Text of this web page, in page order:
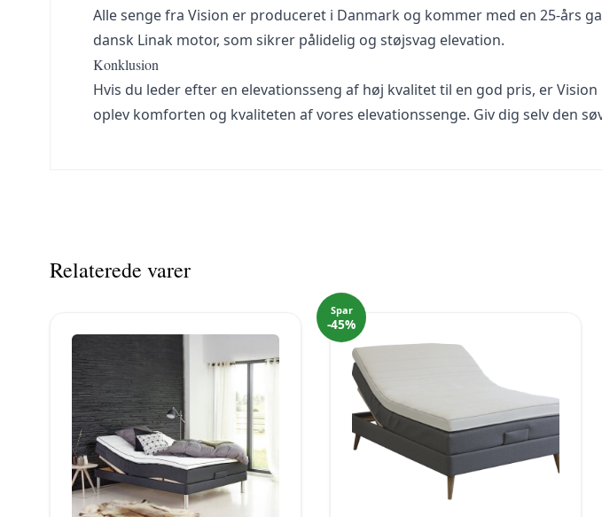
Alle senge fra Vision er produceret i Danmark og kommer med en 25-
dansk Linak motor, som sikrer pålidelig og støjsvag elevation.
Konklusion
Hvis du leder efter en elevationsseng af høj kvalitet til en god pris, er
oplev komforten og kvaliteten af vores elevationssenge. Giv dig selv den
Relaterede varer
Spar
-45%